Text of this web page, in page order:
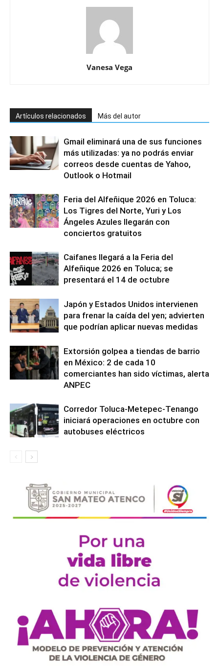
Vanesa Vega
Artículos relacionados Más del autor
Gmail eliminará una de sus funciones
más utilizadas: ya no podrás enviar
correos desde cuentas de Yahoo,
Outlook o Hotmail
Feria del Alfeñique 2026 en Toluca:
Los Tigres del Norte, Yuri y Los
Ángeles Azules llegarán con
conciertos gratuitos
Caifanes llegará a la Feria del
Alfeñique 2026 en Toluca; se
presentará el 14 de octubre
Japón y Estados Unidos intervienen
para frenar la caída del yen; advierten
que podrían aplicar nuevas medidas
Extorsión golpea a tiendas de barrio
en México: 2 de cada 10
comerciantes han sido víctimas, alerta
ANPEC
Corredor Toluca-Metepec-Tenango
iniciará operaciones en octubre con
autobuses eléctricos